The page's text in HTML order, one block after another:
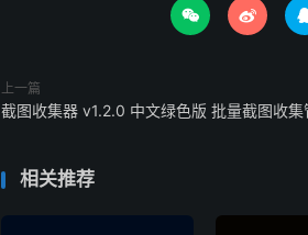
 
上一篇
截图收集器 v1.2.0 中文绿色版 批量截图收集
相关推荐